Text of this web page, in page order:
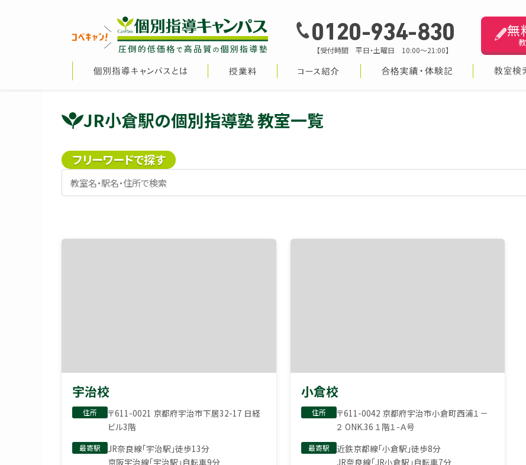
0120-934-830
【受付時間 平日・土曜日 10:00～21:00】
無
JR小倉駅の個別指導塾 教室一覧
フリーワードで探す
宇治校
住所
〒611-0021 京都府宇治市下居32-17 日経
ビル3階
最寄駅
JR奈良線「宇治駅」徒歩13分
京阪宇治線「宇治駅」自転車9分
小倉校
住所
〒611-0042 京都府宇治市小倉町西浦１－
２ ONK.36 １階１-Ａ号
最寄駅
近鉄京都線「小倉駅」徒歩8分
JR奈良線「JR小倉駅」自転車7分